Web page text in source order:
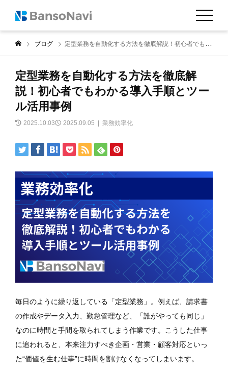
ブログ 定型業務を自動化する方法を徹底解説！初心者でもわかる導入手順とツール活用事例
定型業務を自動化する方法を徹底解
説！初心者でもわかる導入手順とツー
ル活用事例
2025.10.03 2025.09.05 業務効率化
毎日のように繰り返している「定型業務」。例えば、請求書
の作成やデータ入力、勤怠管理など、「誰がやっても同じ」
なのに時間と手間を取られてしまう作業です。こうした仕事
に追われると、本来注力すべき企画・営業・顧客対応といっ
た“価値を生む仕事”に時間を割けなくなってしまいます。